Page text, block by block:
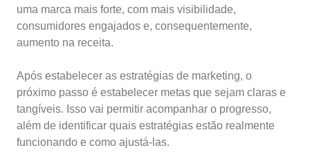
uma marca mais forte, com mais visibilidade,
consumidores engajados e, consequentemente,
aumento na receita.
Após estabelecer as estratégias de marketing, o
próximo passo é estabelecer metas que sejam claras e
tangíveis. Isso vai permitir acompanhar o progresso,
além de identificar quais estratégias estão realmente
funcionando e como ajustá-las.